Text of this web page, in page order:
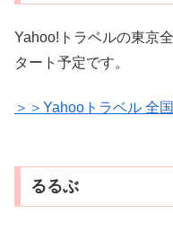
Yahoo!トラベルの東京
タート予定です。
＞＞Yahooトラベル 全
るるぶ